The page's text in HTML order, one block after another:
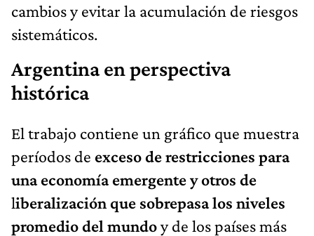
cambios y evitar la acumulación de riesgos
sistemáticos.
Argentina en perspectiva
histórica
El trabajo contiene un gráfico que muestra
períodos de exceso de restricciones para
una economía emergente y otros de
liberalización que sobrepasa los niveles
promedio del mundoy de los países más